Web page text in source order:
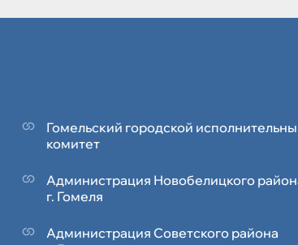
Гомельский городской
комитет
Администрация Новобелицкого
г. Гомеля
Администрация Советского района